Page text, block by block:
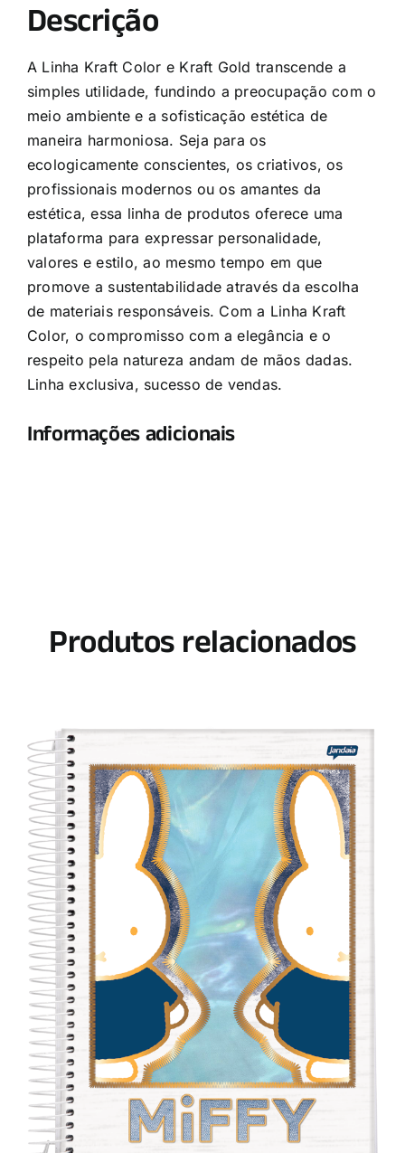
Descrição
A Linha Kraft Color e Kraft Gold transcende a
simples utilidade, fundindo a preocupação com o
meio ambiente e a sofisticação estética de
maneira harmoniosa. Seja para os
ecologicamente conscientes, os criativos, os
profissionais modernos ou os amantes da
estética, essa linha de produtos oferece uma
plataforma para expressar personalidade,
valores e estilo, ao mesmo tempo em que
promove a sustentabilidade através da escolha
de materiais responsáveis. Com a Linha Kraft
Color, o compromisso com a elegância e o
respeito pela natureza andam de mãos dadas.
Linha exclusiva, sucesso de vendas.
Informações adicionais
Produtos relacionados